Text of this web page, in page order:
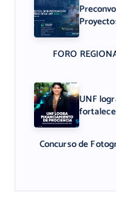
FORO
UNF
Concurso de